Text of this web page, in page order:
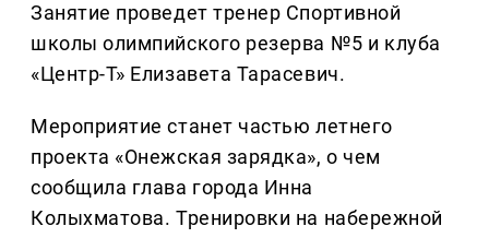
Занятие проведет тренер Спортивной
школы олимпийского резерва №5 и клуба
«Центр-Т» Елизавета Тарасевич.
Мероприятие станет частью летнего
проекта «Онежская зарядка», о чем
сообщила глава города Инна
Колыхматова. Тренировки на набережной